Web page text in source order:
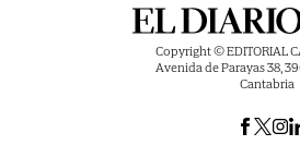
Copyright © EDITORIAL
Avenida de Parayas 38,
Cantabria